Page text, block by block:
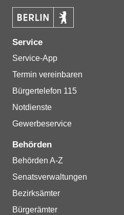
Service
Service-App
Termin vereinbaren
Bürgertelefon 115
Notdienste
Gewerbeservice
Behörden
Behörden A-Z
Senatsverwaltungen
Bezirksämter
Bürgerämter